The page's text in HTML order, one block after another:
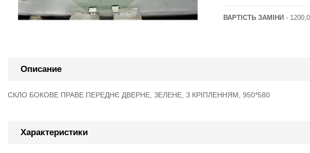
ВАРТІСТЬ ЗАМІНИ -
Описание
СКЛО БОКОВЕ ПРАВЕ ПЕРЕДНЄ ДВЕРНЕ, ЗЕЛЕНЕ, З КРІПЛЕННЯМ, 950*580
Характеристики